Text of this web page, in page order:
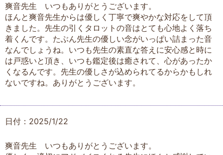
爽音先生 いつもありがとうございます。
ほんと爽音先生からは優しく丁寧で爽やかな対応をして頂
きました。先生の引くタロットの音はとても心地よく落ち
着くんです。たぶん先生の優しい念がいっぱい詰まった音
なんでしょうね。いつも先生の素直な答えに安心感と時に
は戸惑いと頂き、いつも鑑定後は癒されて、心があったか
くなるんです。先生の優しさが込められてるからかもしれ
ないですね。ありがとうございます。
日付：2025/1/22
爽音先生 いつもありがとうございます。